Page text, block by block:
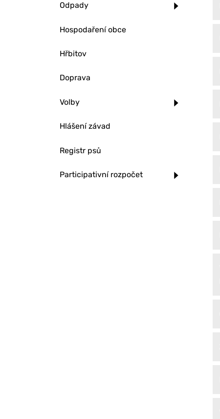
Odpady
Hospodaření obce
Hřbitov
Doprava
Volby
Hlášení závad
Registr psů
Participativní rozpočet